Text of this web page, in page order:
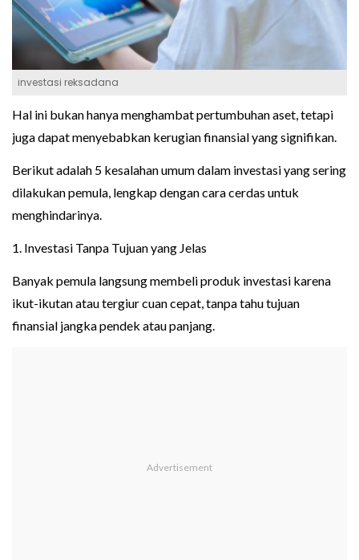
investasi reksadana
Hal ini bukan hanya menghambat pertumbuhan aset, tetapi
juga dapat menyebabkan kerugian finansial yang signifikan.
Berikut adalah 5 kesalahan umum dalam investasi yang sering
dilakukan pemula, lengkap dengan cara cerdas untuk
menghindarinya.
1. Investasi Tanpa Tujuan yang Jelas
Banyak pemula langsung membeli produk investasi karena
ikut-ikutan atau tergiur cuan cepat, tanpa tahu tujuan
finansial jangka pendek atau panjang.